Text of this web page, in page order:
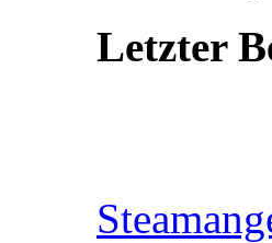
Letzter